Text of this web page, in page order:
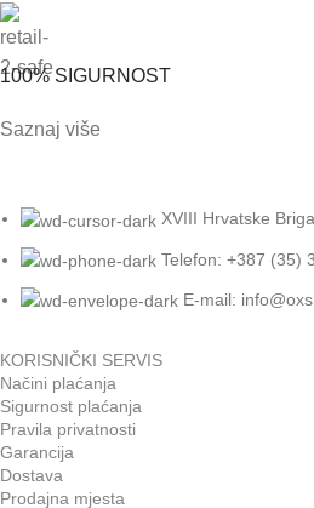
100% SIGURNOST
Saznaj više
XVIII Hrvatske
Telefon: +387 (35)
E-mail:
KORISNIČKI SERVIS
Načini plaćanja
Sigurnost plaćanja
Pravila privatnosti
Garancija
Dostava
Prodajna mjesta